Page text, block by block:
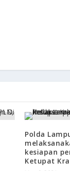
Polda
kesiapan
Ketupat